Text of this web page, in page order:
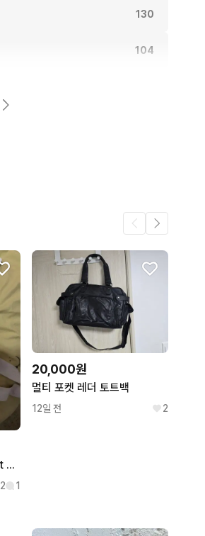
130
104
뷰티비스트 beauty beast 토끼 백팩 / 빈티지 레더 래빗 가방
2 1
20,000원
멀티 포켓 레더 토트백
12일 전 2